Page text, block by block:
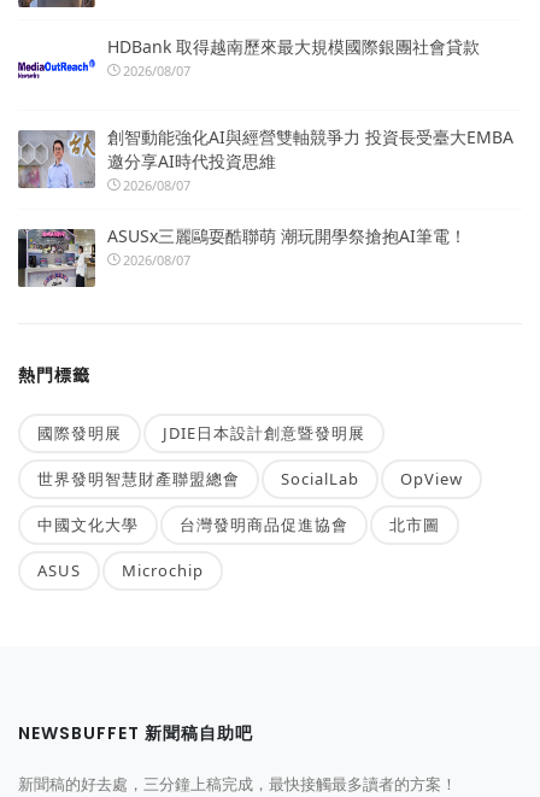
HDBank 取得越南歷來最大規模國際銀團社會貸款
2026/08/07
創智動能強化AI與經營雙軸競爭力 投資長受臺大EMBA
邀分享AI時代投資思維
2026/08/07
ASUSx三麗鷗耍酷聯萌 潮玩開學祭搶抱AI筆電！
2026/08/07
熱門標籤
國際發明展 JDIE日本設計創意暨發明展
世界發明智慧財產聯盟總會 SocialLab OpView
中國文化大學 台灣發明商品促進協會 北市圖
ASUS Microchip
NEWSBUFFET 新聞稿自助吧
新聞稿的好去處，三分鐘上稿完成，最快接觸最多讀者的方案！